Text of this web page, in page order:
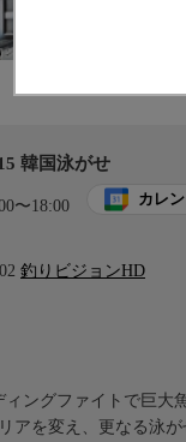
韓国泳がせ
〜18:00 カレ
釣りビジョンHD
ングファイトで巨大
アを変え、更なる泳が